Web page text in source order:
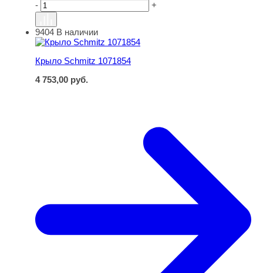
- +
Крыло Schmitz 1071854
9404 В наличии
Крыло Schmitz 1071854
4 753,00 руб.